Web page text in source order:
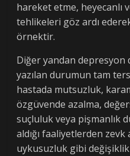
hareket etme, heyecanlı
tehlikeleri göz ardı
örnektir.
Diğer yandan depresyon
yazılan durumun tam
hastada mutsuzluk,
özgüvende azalma,
suçluluk veya pişmanlık
aldığı faaliyetlerden zevk
uykusuzluk gibi